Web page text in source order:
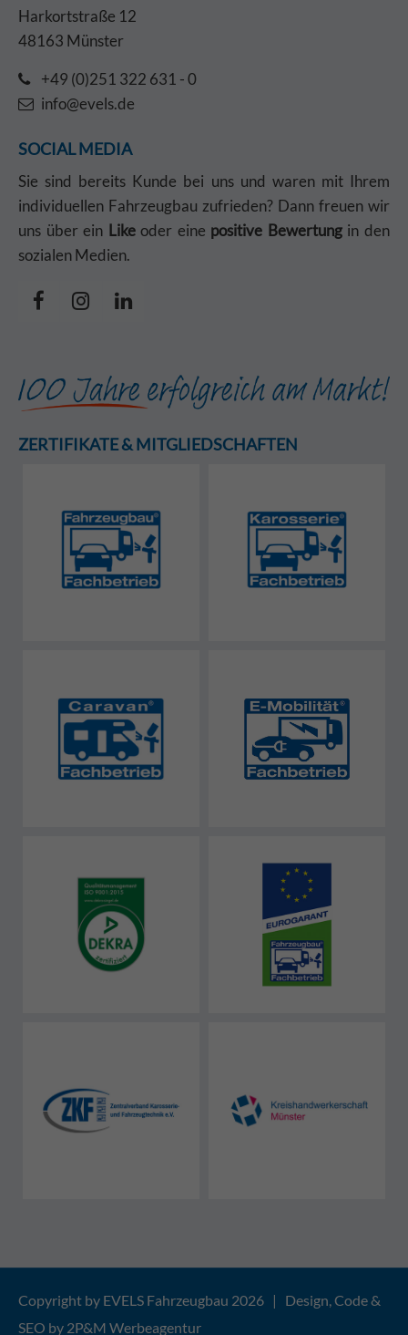
Harkortstraße 12
48163 Münster
+49 (0)251 322 631 - 0
info@evels.de
SOCIAL MEDIA
Sie sind bereits Kunde bei uns und waren mit Ihrem
individuellen Fahrzeugbau zufrieden? Dann freuen wir
uns über ein Likeoder eine positive Bewertungin den
sozialen Medien.
ZERTIFIKATE & MITGLIEDSCHAFTEN
Copyright by EVELS Fahrzeugbau 2026 | Design, Code &
SEO by 2P&M Werbeagentur